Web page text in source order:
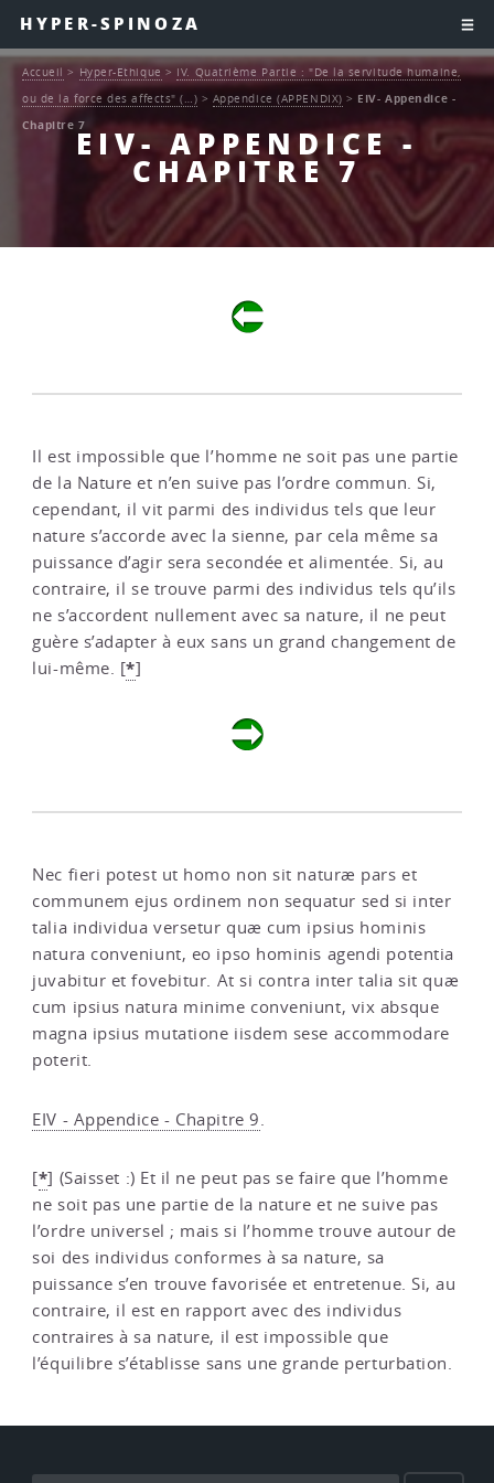
HYPER-SPINOZA
EIV- APPENDICE -
CHAPITRE 7
Accueil > Hyper-Ethique > IV. Quatrième Partie : "De la servitude humaine,
ou de la force des affects" (…) > Appendice (APPENDIX) > EIV- Appendice -
Chapitre 7
Il est impossible que l’homme ne soit pas une partie
de la Nature et n’en suive pas l’ordre commun. Si,
cependant, il vit parmi des individus tels que leur
nature s’accorde avec la sienne, par cela même sa
puissance d’agir sera secondée et alimentée. Si, au
contraire, il se trouve parmi des individus tels qu’ils
ne s’accordent nullement avec sa nature, il ne peut
guère s’adapter à eux sans un grand changement de
lui-même. [*]
Nec fieri potest ut homo non sit naturæ pars et
communem ejus ordinem non sequatur sed si inter
talia individua versetur quæ cum ipsius hominis
natura conveniunt, eo ipso hominis agendi potentia
juvabitur et fovebitur. At si contra inter talia sit quæ
cum ipsius natura minime conveniunt, vix absque
magna ipsius mutatione iisdem sese accommodare
poterit.
EIV - Appendice - Chapitre 9.
[*] (Saisset :) Et il ne peut pas se faire que l’homme
ne soit pas une partie de la nature et ne suive pas
l’ordre universel ; mais si l’homme trouve autour de
soi des individus conformes à sa nature, sa
puissance s’en trouve favorisée et entretenue. Si, au
contraire, il est en rapport avec des individus
contraires à sa nature, il est impossible que
l’équilibre s’établisse sans une grande perturbation.